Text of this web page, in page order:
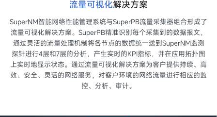
流量可视化解决方案
SuperNM智能网络性能管理系统与SuperPB流量采集器组合形成了
流量可视化解决方案。SuperPB精准识别每个采集到的数据报文，
通过灵活的流量处理机制将各节点的数据统一送到SuperNM监测
探针进行4层和7层的分析，产生实时的KPI指标，并在应用拓扑图
上实时地显示状态。通过流量可视化解决方案为客户提供持续、高
效、安全、灵活的网络服务，对客户环境的网络流量进行相应的监
控、分析、审计。